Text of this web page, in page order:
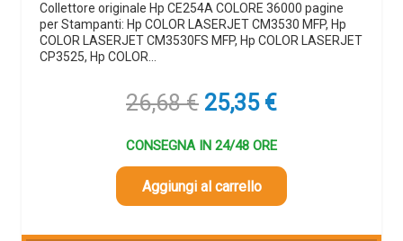
Collettore originale Hp CE254A COLORE 36000 pagine
per Stampanti: Hp COLOR LASERJET CM3530 MFP, Hp
COLOR LASERJET CM3530FS MFP, Hp COLOR LASERJET
CP3525, Hp COLOR…
26,68€ Il
originale
era:
26,68 €.
25,35 €Il
attuale
è:
CONSEGNA IN 24/48 ORE
Aggiungi al carrello